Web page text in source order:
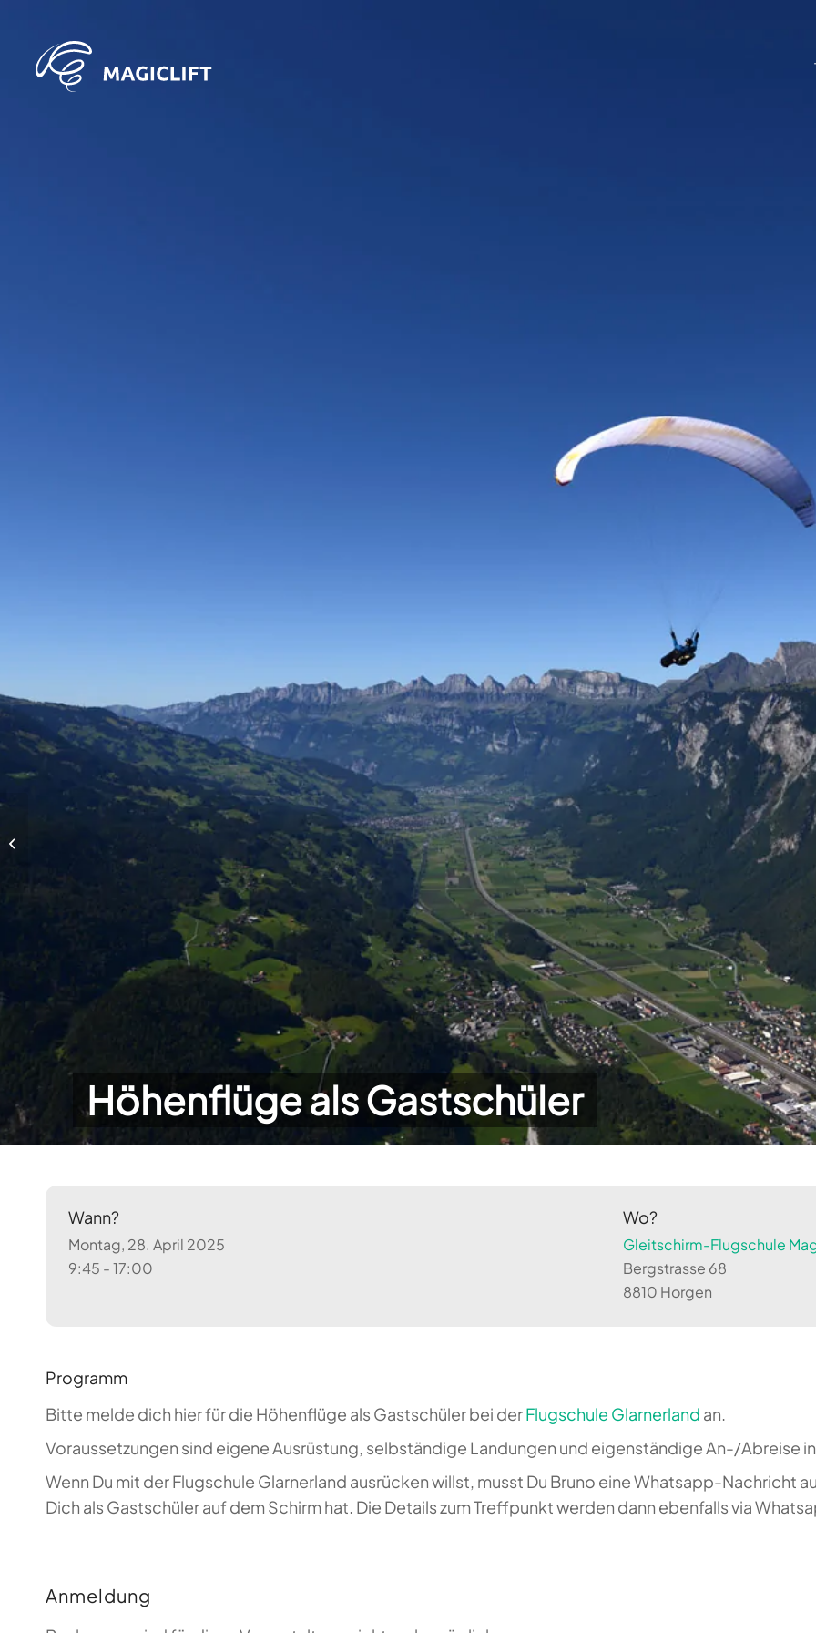
Höhenflüge als Gastschüler
Wann?
Montag, 28. April 2025
9:45 - 17:00
Wo?
Gleitschirm-Flugschule
Bergstrasse 68
8810 Horgen
Programm
Bitte melde dich hier für die Höhenflüge als Gastschüler bei derFlugschule Glarnerland an.
Voraussetzungen sind eigene Ausrüstung, selbständige Landungen und eigenständige An-/Abreise
Wenn Du mit der Flugschule Glarnerland ausrücken willst, musst Du Bruno eine Whatsapp-Nachricht
Dich als Gastschüler auf dem Schirm hat. Die Details zum Treffpunkt werden dann ebenfalls via
Anmeldung